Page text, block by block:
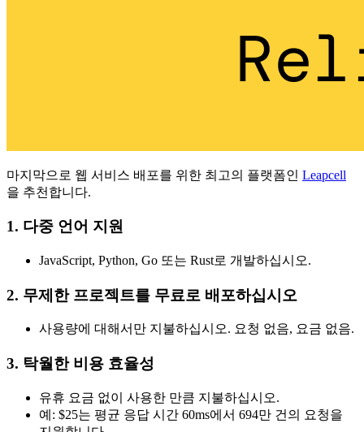
마지막으로 웹 서비스 배포를 위한 최고의 플랫폼인 Leapcell
을 추천합니다.
1. 다중 언어 지원
JavaScript, Python, Go 또는 Rust로 개발하십시오.
2. 무제한 프로젝트를 무료로 배포하십시오
사용량에 대해서만 지불하십시오. 요청 없음, 요금 없음.
3. 탁월한 비용 효율성
유휴 요금 없이 사용한 만큼 지불하십시오.
예: $25는 평균 응답 시간 60ms에서 694만 건의 요청을